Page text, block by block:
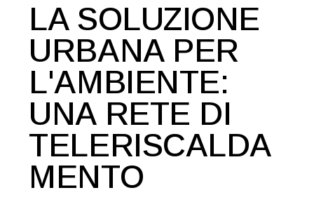
LA SOLUZIONE
URBANA PER
L'AMBIENTE:
UNA RETE DI
TELERISCALDA
MENTO